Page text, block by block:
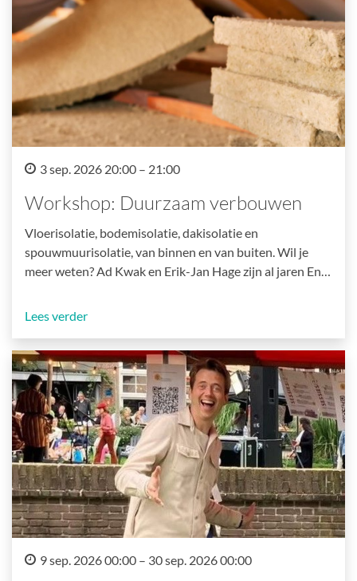
3 sep. 2026 20:00 – 21:00
Workshop: Duurzaam verbouwen
Vloerisolatie, bodemisolatie, dakisolatie en
spouwmuurisolatie, van binnen en van buiten. Wil je
meer weten? Ad Kwak en Erik-Jan Hage zijn al jaren En…
Lees verder
9 sep. 2026 00:00 – 30 sep. 2026 00:00